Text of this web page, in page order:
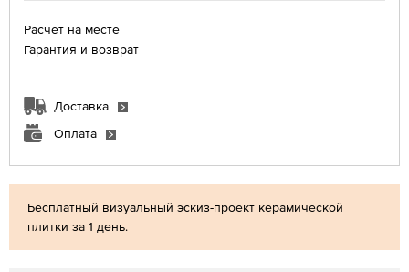
Бесплатный визуальный эскиз-проект керамической
плитки за 1 день.
Расчет на месте
Гарантия и возврат
Доставка
Оплата